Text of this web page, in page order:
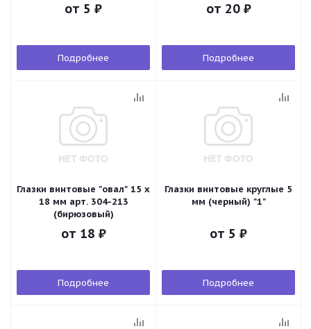
от 5 ₽
Подробнее
от 20 ₽
Подробнее
Глазки винтовые "овал" 15 х
18 мм арт. 304-213
(бирюзовый)
от 18 ₽
Подробнее
Глазки винтовые круглые 5
мм (черный) "1"
от 5 ₽
Подробнее